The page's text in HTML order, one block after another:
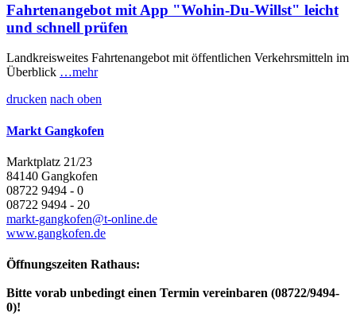
Fahrtenangebot mit App "Wohin-Du-Willst" leicht
und schnell prüfen
Landkreisweites Fahrtenangebot mit öffentlichen Verkehrsmitteln im
Überblick …mehr
drucken nach oben
Markt Gangkofen
Marktplatz 21/23
84140 Gangkofen
08722 9494 - 0
08722 9494 - 20
markt-gangkofen@t-online.de
www.gangkofen.de
Öffnungszeiten Rathaus:
Bitte vorab unbedingt einen Termin vereinbaren (08722/9494-
0)!